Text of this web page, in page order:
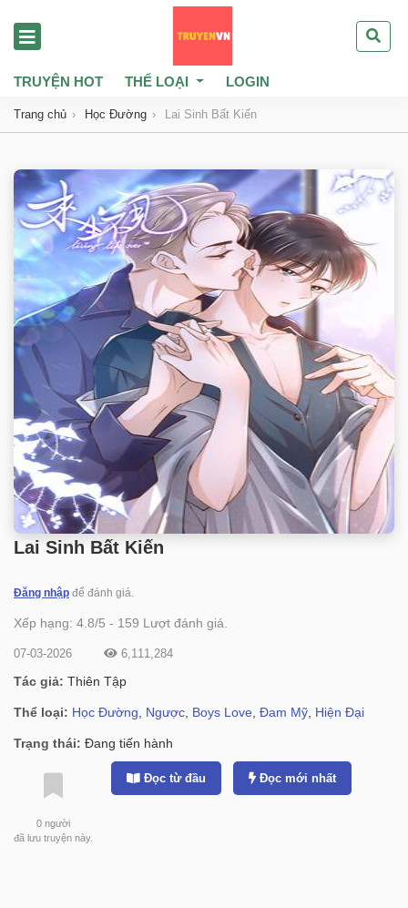
TRUYỆN HOT THỂ LOẠI LOGIN
Trang chủ Học Đường Lai Sinh Bất Kiến
Lai Sinh Bất Kiến
Đăng nhập để đánh giá.
Xếp hạng: 4.8/5 - 159 Lượt đánh giá.
07-03-2026 6,111,284
Tác giả: Thiên Tập
Thể loại: Học Đường Ngược Boys Love Đam Mỹ Hiện Đại
Trạng thái: Đang tiến hành
0 người
đã lưu truyện này.
Đọc từ đầu Đọc mới nhất